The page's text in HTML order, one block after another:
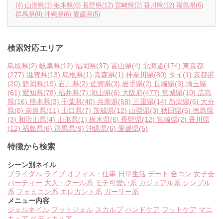
(4) 山形県(1) 栃木県(6) 長野県(12) 宮崎県(2) 香川県(12) 福島県(6)
群馬県(9) 沖縄県(6) 愛媛県(5)
検索対応エリア
鳥取県(2) 岐阜県(12) 福岡県(37) 富山県(4) 北海道(174) 東京都
(277) 滋賀県(13) 島根県(1) 青森県(1) 神奈川県(80) タイ(1) 京都府
(20) 静岡県(19) 石川県(2) 佐賀県(3) 岩手県(2) 長崎県(3) 埼玉県
(61) 愛知県(78) 福井県(7) 岡山県(6) 大阪府(477) 宮城県(10) 広島
県(16) 熊本県(3) 千葉県(40) 兵庫県(58) 三重県(14) 新潟県(6) 大分
県(8) 奈良県(11) 山口県(7) 茨城県(12) 山梨県(3) 秋田県(5) 徳島県
(3) 和歌山県(4) 山形県(1) 栃木県(6) 長野県(12) 宮崎県(2) 香川県
(12) 福島県(6) 群馬県(9) 沖縄県(6) 愛媛県(5)
特徴から検索
シーン別ネイル
ブライダル ライブ オフィス・仕事 日常生活 デート 合コン 女子会
パーティー 大人・クール系 モテ可愛い系 カジュアル系 シンプル
系 フェミニン系 エレガント系 ガーリー系
メニュー内容
ジェルネイル フットジェル スカルプ ハンドケア フットケア マニ